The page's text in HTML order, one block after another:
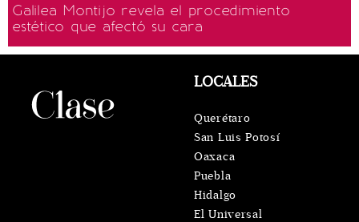
Galilea Montijo revela el procedimiento
estético que afectó su cara
LOCALES
Querétaro
San Luis Potosí
Oaxaca
Puebla
Hidalgo
El Universal